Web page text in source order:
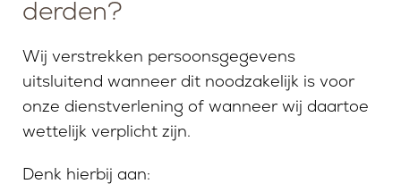
derden?
Wij verstrekken persoonsgegevens
uitsluitend wanneer dit noodzakelijk is voor
onze dienstverlening of wanneer wij daartoe
wettelijk verplicht zijn.
Denk hierbij aan: